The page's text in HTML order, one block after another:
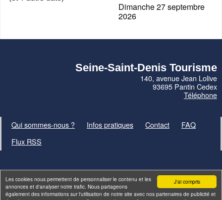
J'ai compris
Les cookies nous permettent de personnaliser le contenu et les
annonces et d'analyser notre trafic. Nous partageons
également des informations sur l'utilisation de notre site avec nos partenaires de publicité et
Dimanche 27 septembre
2026
Seine-Saint-Denis Tourisme
140, avenue Jean Lolive
93695 Pantin Cedex
Téléphone
Qui sommes-nous ? Infos pratiques Contact
FAQ
Flux RSS